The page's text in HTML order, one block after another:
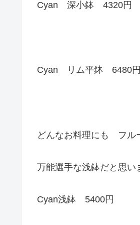
Cyan 深小鉢 4320円
Cyan リム平鉢 6480円
どんなお料理にも フル
万能選手な浅鉢だと思い
Cyan浅鉢 5400円